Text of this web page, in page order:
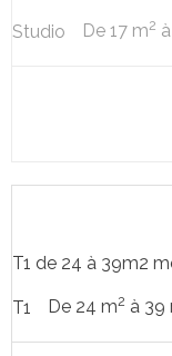
Studio De 17 m2
T1 de 24 à 39m2
T1 De 24 m2 à 39